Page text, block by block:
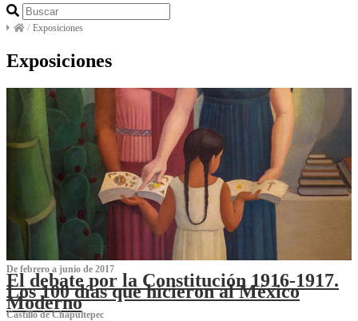
/ Exposiciones
Exposiciones
De febrero a junio de 2017
El debate por la Constitución 1916-1917.
Los 100 días que hicieron al México
Moderno
Castillo de Chapultepec